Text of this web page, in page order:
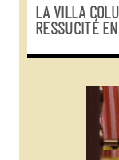
LA VILLA
RESSUCITÉ